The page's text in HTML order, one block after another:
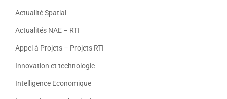
Actualité Spatial
Actualités NAE – RTI
Appel à Projets – Projets RTI
Innovation et technologie
Intelligence Economique